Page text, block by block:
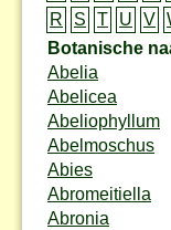
R
S T U V
Botanische
Abelia
Abelicea
Abeliophyllum
Abelmoschus
Abies
Abromeitiella
Abronia